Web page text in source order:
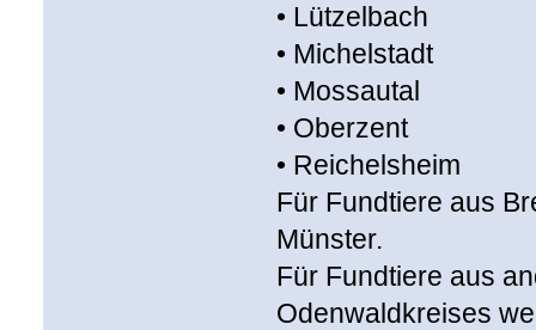
• Lützelbach
• Michelstadt
• Mossautal
• Oberzent
• Reichelsheim
Für Fundtiere aus
Münster.
Für Fundtiere aus
Odenwaldkreises